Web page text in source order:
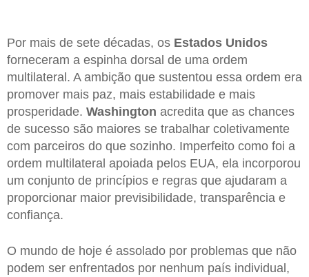
Por mais de sete décadas, os Estados Unidos
forneceram a espinha dorsal de uma ordem
multilateral. A ambição que sustentou essa ordem era
promover mais paz, mais estabilidade e mais
prosperidade. Washington acredita que as chances
de sucesso são maiores se trabalhar coletivamente
com parceiros do que sozinho. Imperfeito como foi a
ordem multilateral apoiada pelos EUA, ela incorporou
um conjunto de princípios e regras que ajudaram a
proporcionar maior previsibilidade, transparência e
confiança.
O mundo de hoje é assolado por problemas que não
podem ser enfrentados por nenhum país individual,